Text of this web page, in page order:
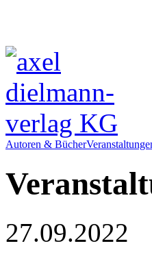
Autoren & Bücher
27.09.2022